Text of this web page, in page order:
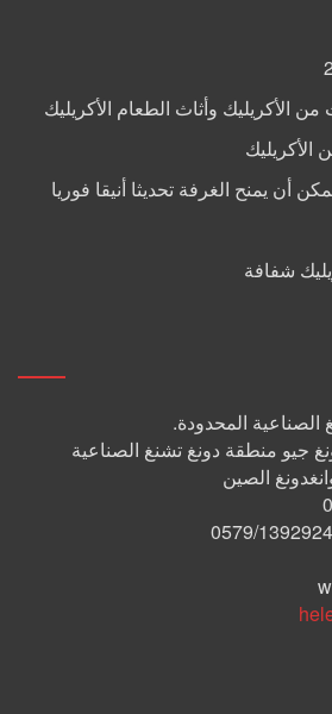
الأكريليك وأثاث الطعام الأكريليك
أن يمنح الغرفة تحديثا أنيقا فوريا
شفافة
المحدودة.
سونغ جيو منطقة دونغ تشنغ الصناعية
الصين